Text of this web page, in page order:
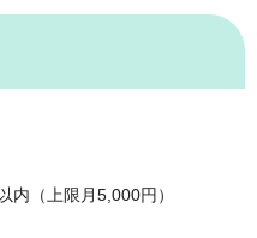
内（上限月5,000円）